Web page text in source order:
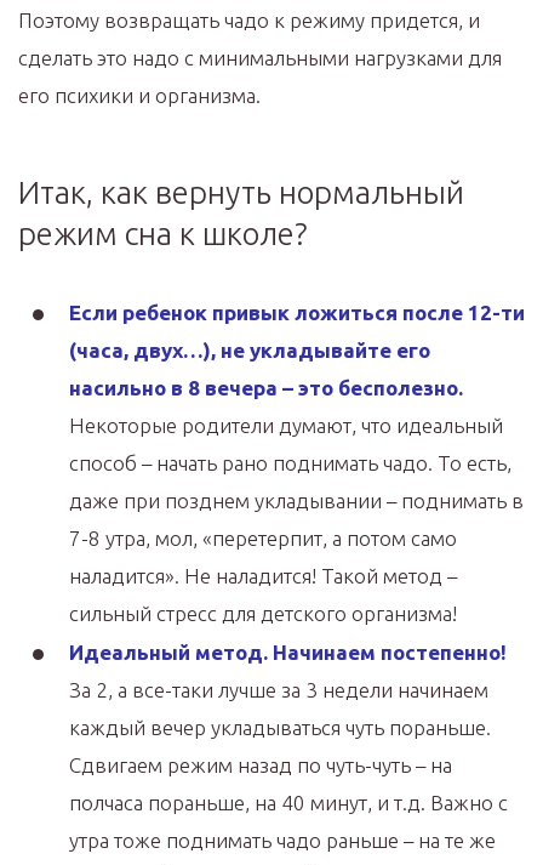
Поэтому возвращать чадо к режиму придется, и
сделать это надо с минимальными нагрузками для
его психики и организма.
Итак, как вернуть нормальный
режим сна к школе?
Если ребенок привык ложиться после 12-ти
(часа, двух…), не укладывайте его
насильно в 8 вечера – это бесполезно.
Некоторые родители думают, что идеальный
способ – начать рано поднимать чадо. То есть,
даже при позднем укладывании – поднимать в
7-8 утра, мол, «перетерпит, а потом само
наладится». Не наладится! Такой метод –
сильный стресс для детского организма!
Идеальный метод. Начинаем постепенно!
За 2, а все-таки лучше за 3 недели начинаем
каждый вечер укладываться чуть пораньше.
Сдвигаем режим назад по чуть-чуть – на
полчаса пораньше, на 40 минут, и т.д. Важно с
утра тоже поднимать чадо раньше – на те же